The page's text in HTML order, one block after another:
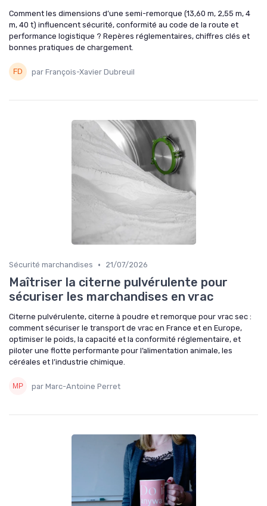
Comment les dimensions d’une semi-remorque (13,60 m, 2,55 m, 4
m, 40 t) influencent sécurité, conformité au code de la route et
performance logistique ? Repères réglementaires, chiffres clés et
bonnes pratiques de chargement.
par François-Xavier Dubreuil
Sécurité marchandises • 21/07/2026
Maîtriser la citerne pulvérulente pour
sécuriser les marchandises en vrac
Citerne pulvérulente, citerne à poudre et remorque pour vrac sec :
comment sécuriser le transport de vrac en France et en Europe,
optimiser le poids, la capacité et la conformité réglementaire, et
piloter une flotte performante pour l’alimentation animale, les
céréales et l’industrie chimique.
par Marc-Antoine Perret